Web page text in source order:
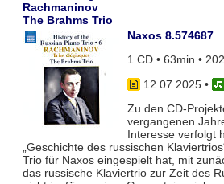
Rachmaninov
The Brahms Trio
Naxos 8.574687
1 CD • 63min •
12.07.2025•
Zu den CD-
vergangenen
Interesse verfolgt
„Geschichte des russischen
Trio für Naxos eingespielt hat, mit
das russische Klaviertrio zur Zeit des